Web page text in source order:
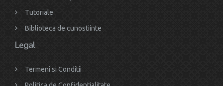
Tutoriale
Biblioteca de cunostiinte
Legal
Termeni si Conditii